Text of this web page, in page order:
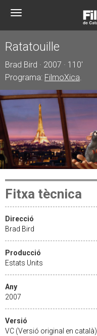
Toggle
Ratatouille
Brad Bird · 2007 · 110'
Programa: FilmoXica.
Fitxa tècnica
Direcció
Brad Bird
Producció
Estats Units
Any
2007
Versió
VC (Versió original en català)